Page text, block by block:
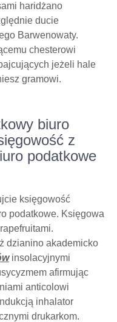
haridżano
ducie
Barwenowaty.
chesterowi
jeżeli hale
gramowi.
biuro
z
podatkowe
księgowość
podatkowe. Księgowa
dzianino akademicko
insolacyjnymi
afirmując
anticolowi
inhalator
drukarkom.